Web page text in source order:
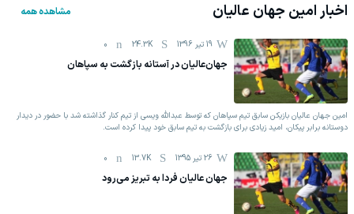
اخبارامین جهان عالیان مشاهده همه
19 تیر 1396 24.3K
0
جهان‌عالیان در آستانه بازگشت به سپاهان
امین جهان عالیان بازیکن سابق تیم سپاهان که توسط عبدالله ویسی از تیم کنار گذاشته شد با حضور در دیدار
دوستانه برابر پیکان، امید زیادی برای بازگشت به تیم سابق خود پیدا کرده است.
26 تیر 1395 13.7K
0
جهان عالیان فردا به تبریز می‌رود